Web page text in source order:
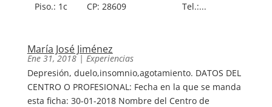
Piso.: 1c CP: 28609 Tel.:...
María José Jiménez
Ene 31, 2018| Experiencias
Depresión, duelo,insomnio,agotamiento. DATOS DEL
CENTRO O PROFESIONAL: Fecha en la que se manda
esta ficha: 30-01-2018 Nombre del Centro de